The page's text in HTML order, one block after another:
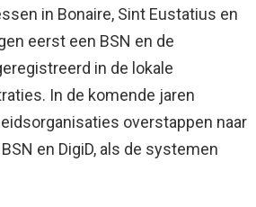
in Bonaire, Sint Eustatius en
eerst een BSN en de
in de lokale
In de komende jaren
overstappen naar
en DigiD, als de systemen